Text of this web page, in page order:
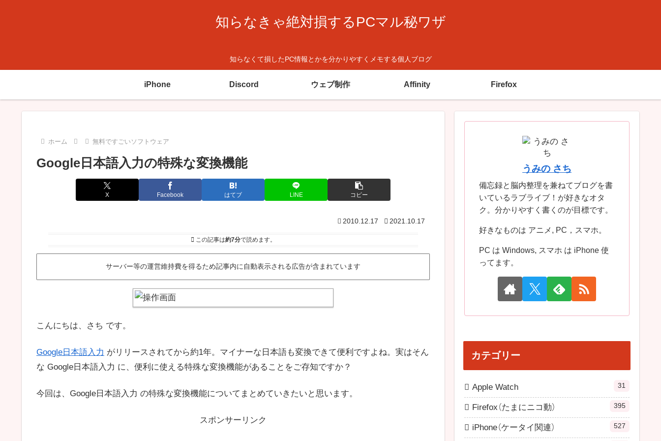
知らなきゃ絶対損するPCマル秘ワザ
知らなくて損したPC情報とかを分かりやすくメモする個人ブログ
iPhone Discord ウェブ制作 Affinity Firefox
ホーム 無料ですごいソフトウェア
Google日本語入力の特殊な変換機能
X Facebook はてブ LINE コピー
2010.12.17 2021.10.17
この記事は約7分で読めます。
サーバー等の運営維持費を得るため記事内に自動表示される広告が含まれています
こんにちは、さち です。
Google日本語入力 がリリースされてから約1年。マイナーな日本語も変換できて便利ですよね。実はそん
な Google日本語入力 に、便利に使える特殊な変換機能があることをご存知ですか？
今回は、Google日本語入力 の特殊な変換機能についてまとめていきたいと思います。
スポンサーリンク
うみの さち
備忘録と脳内整理を兼ねてブログを書
いているラブライブ！が好きなオタ
ク。分かりやすく書くのが目標です。
好きなものは アニメ, PC，スマホ。
PC は Windows, スマホ は iPhone 使
ってます。
カテゴリー
Apple Watch 31
Firefox（たまにニコ動） 395
iPhone（ケータイ関連） 527